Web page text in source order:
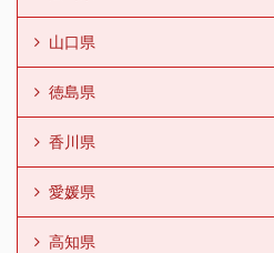
山口県
徳島県
香川県
愛媛県
高知県